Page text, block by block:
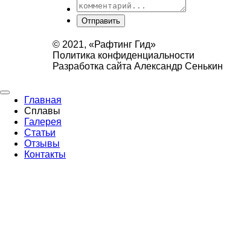
Отправить
© 2021, «Рафтинг Гид»
Политика конфиденциальности
Разработка сайта Александр Сенькин
Главная
Сплавы
Галерея
Статьи
Отзывы
Контакты